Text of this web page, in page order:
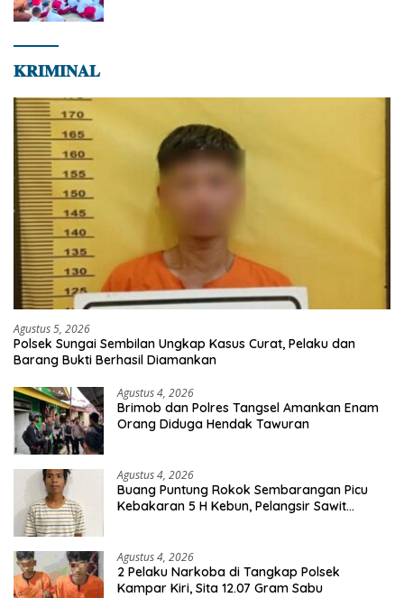
𝐊𝐑𝐈𝐌𝐈𝐍𝐀𝐋
Agustus 5, 2026
Polsek Sungai Sembilan Ungkap Kasus Curat, Pelaku dan
Barang Bukti Berhasil Diamankan
Agustus 4, 2026
Brimob dan Polres Tangsel Amankan Enam
Orang Diduga Hendak Tawuran
Agustus 4, 2026
Buang Puntung Rokok Sembarangan Picu
Kebakaran 5 H Kebun, Pelangsir Sawit
Agustus 4, 2026
2 Pelaku Narkoba di Tangkap Polsek
Kampar Kiri, Sita 12.07 Gram Sabu